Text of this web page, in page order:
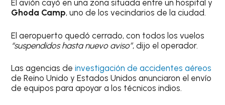
El avión cayó en una zona situada entre un hospital y
Ghoda Camp, uno de los vecindarios de la ciudad.
El aeropuerto quedó cerrado, con todos los vuelos
“suspendidos hasta nuevo aviso”, dijo el operador.
Las agencias deinvestigación de accidentes aéreos
de Reino Unido y Estados Unidos anunciaron el envío
de equipos para apoyar a los técnicos indios.